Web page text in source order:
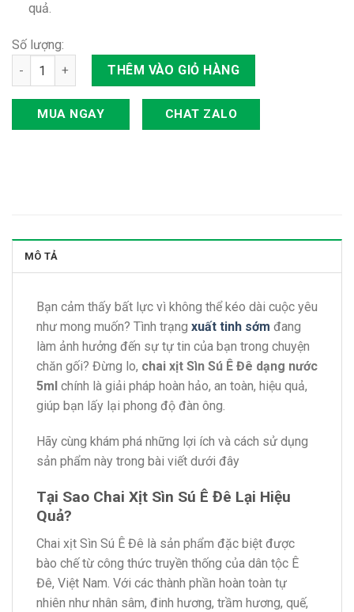
quả.
Số lượng:
Chai Xịt Sìn Sú Ê Đê Dạng Nước 5ml số lượng
THÊM VÀO GIỎ HÀNG
MUA NGAY CHAT ZALO
MÔ TẢ
Bạn cảm thấy bất lực vì không thể kéo dài cuộc yêu
như mong muốn? Tình trạng xuất tinh sớm đang
làm ảnh hưởng đến sự tự tin của bạn trong chuyện
chăn gối? Đừng lo, chai xịt Sìn Sú Ê Đê dạng nước
5ml chính là giải pháp hoàn hảo, an toàn, hiệu quả,
giúp bạn lấy lại phong độ đàn ông.
Hãy cùng khám phá những lợi ích và cách sử dụng
sản phẩm này trong bài viết dưới đây
Tại Sao Chai Xịt Sìn Sú Ê Đê Lại Hiệu
Quả?
Chai xịt Sìn Sú Ê Đê là sản phẩm đặc biệt được
bào chế từ công thức truyền thống của dân tộc Ê
Đê, Việt Nam. Với các thành phần hoàn toàn tự
nhiên như nhân sâm, đinh hương, trầm hương, quế,